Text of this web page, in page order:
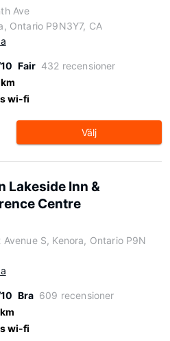
Ave
Ontario P9N3Y7, CA
Fair 432 recensioner
wi-fi
Välj
Lakeside Inn &
Centre
Avenue S, Kenora, Ontario P9N
Bra 609 recensioner
wi-fi